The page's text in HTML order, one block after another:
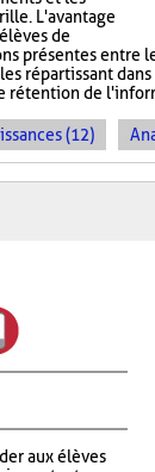
L'avantage
de
présentes entre
répartissant
rétention de
(12)
aux élèves